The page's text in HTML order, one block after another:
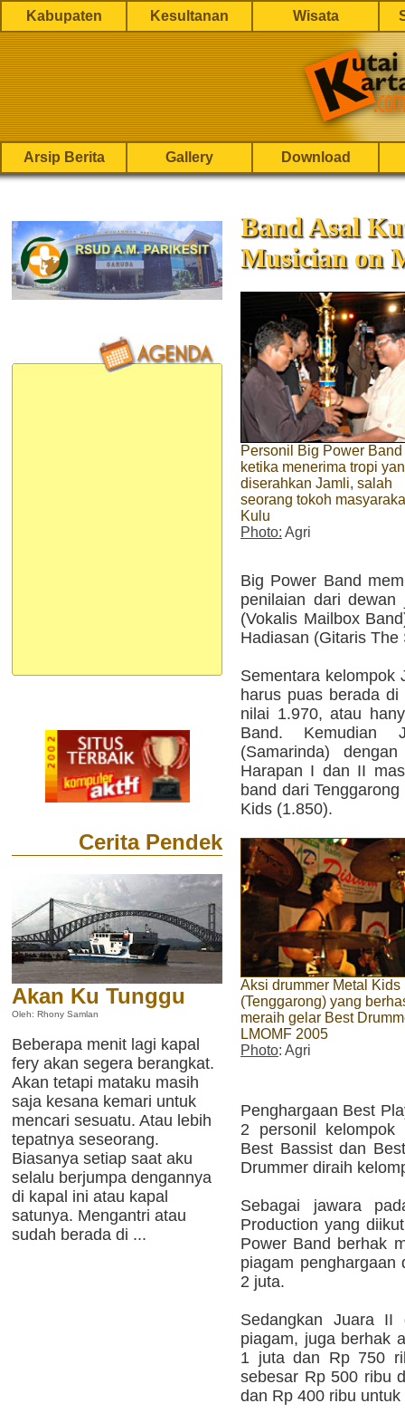
Kabupaten Kesultanan Wisata
Arsip Berita Gallery Download
Cerita Pendek
Akan Ku Tunggu
Oleh: Rhony Samlan
Beberapa menit lagi kapal
fery akan segera berangkat.
Akan tetapi mataku masih
saja kesana kemari untuk
mencari sesuatu. Atau lebih
tepatnya seseorang.
Biasanya setiap saat aku
selalu berjumpa dengannya
di kapal ini atau kapal
satunya. Mengantri atau
sudah berada di ...
Band Asal
Musician on
Personil Big Power Band
ketika menerima tropi
diserahkan Jamli, salah
seorang tokoh
Kulu
Photo: Agri
Big Power Band
penilaian dari
(Vokalis Mailbox
Hadiasan (Gitaris The
Sementara kelompok
harus puas berada
nilai 1.970, atau
Band. Kemudian
(Samarinda)
Harapan I dan II
band dari
Kids (1.850).
Aksi drummer Metal Kids
(Tenggarong) yang
meraih gelar Best
LMOMF 2005
Photo: Agri
Penghargaan Best
2 personil kelompok
Best Bassist dan
Drummer diraih
Sebagai jawara
Production yang
Power Band berhak
piagam penghargaan
2 juta.
Sedangkan Juara
piagam, juga berhak
1 juta dan Rp 750
sebesar Rp 500 ribu
dan Rp 400 ribu